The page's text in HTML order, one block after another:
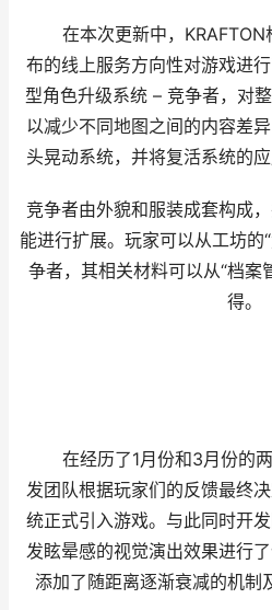
在本次更新中，KRAFTON
布的线上服务方向性对游戏进
型角色升级系统 – 竞争者，对
以减少不同地图之间的内容差
头晃动系统，并将复活系统的
竞争者由外貌和服装成套构成
能进行扩展。玩家可以从工坊的
争者，其相关材料可以从“档案
得。
在经历了1月份和3月份的两
发团队根据玩家们的反馈最终
统正式引入游戏。与此同时开
发眩晕感的视觉演出效果进行
添加了随距离逐渐衰减的机制